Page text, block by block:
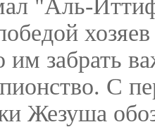
"Аль-
им забрать
С
Жезуша